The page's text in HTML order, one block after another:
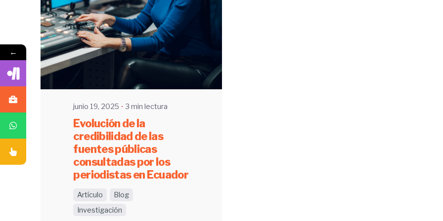
Enviado por
UHE
junio 19, 2025 3 min lectura
Evolución de la
credibilidad de las
fuentes públicas
consultadas por los
periodistas en Ecuador
Artículo
Blog
Investigación
←